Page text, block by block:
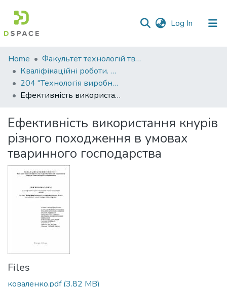
Log In (current)
Communities
&
Collections
All of DSpace
Statistics
Home
Факультет технологій тваринництва та продовольства
Кваліфікаційні роботи. Факультет технологій тваринництва та продовольства
204 "Технологія виробництва і переробки продукції тваринництва" - Магістри 2021-2022
Ефективність використання кнурів різного походження в умовах тваринного господарства
Ефективність використання кнурів
різного походження в умовах
тваринного господарства
Files
коваленко.pdf(3.82 MB)